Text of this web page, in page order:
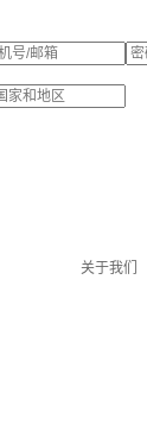
关于我们